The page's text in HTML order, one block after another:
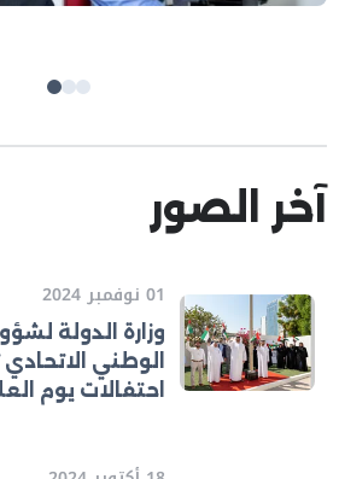
آخر الصور
01 نوفمبر 2024
وزارة الدولة
الوطني
احتفالات يوم